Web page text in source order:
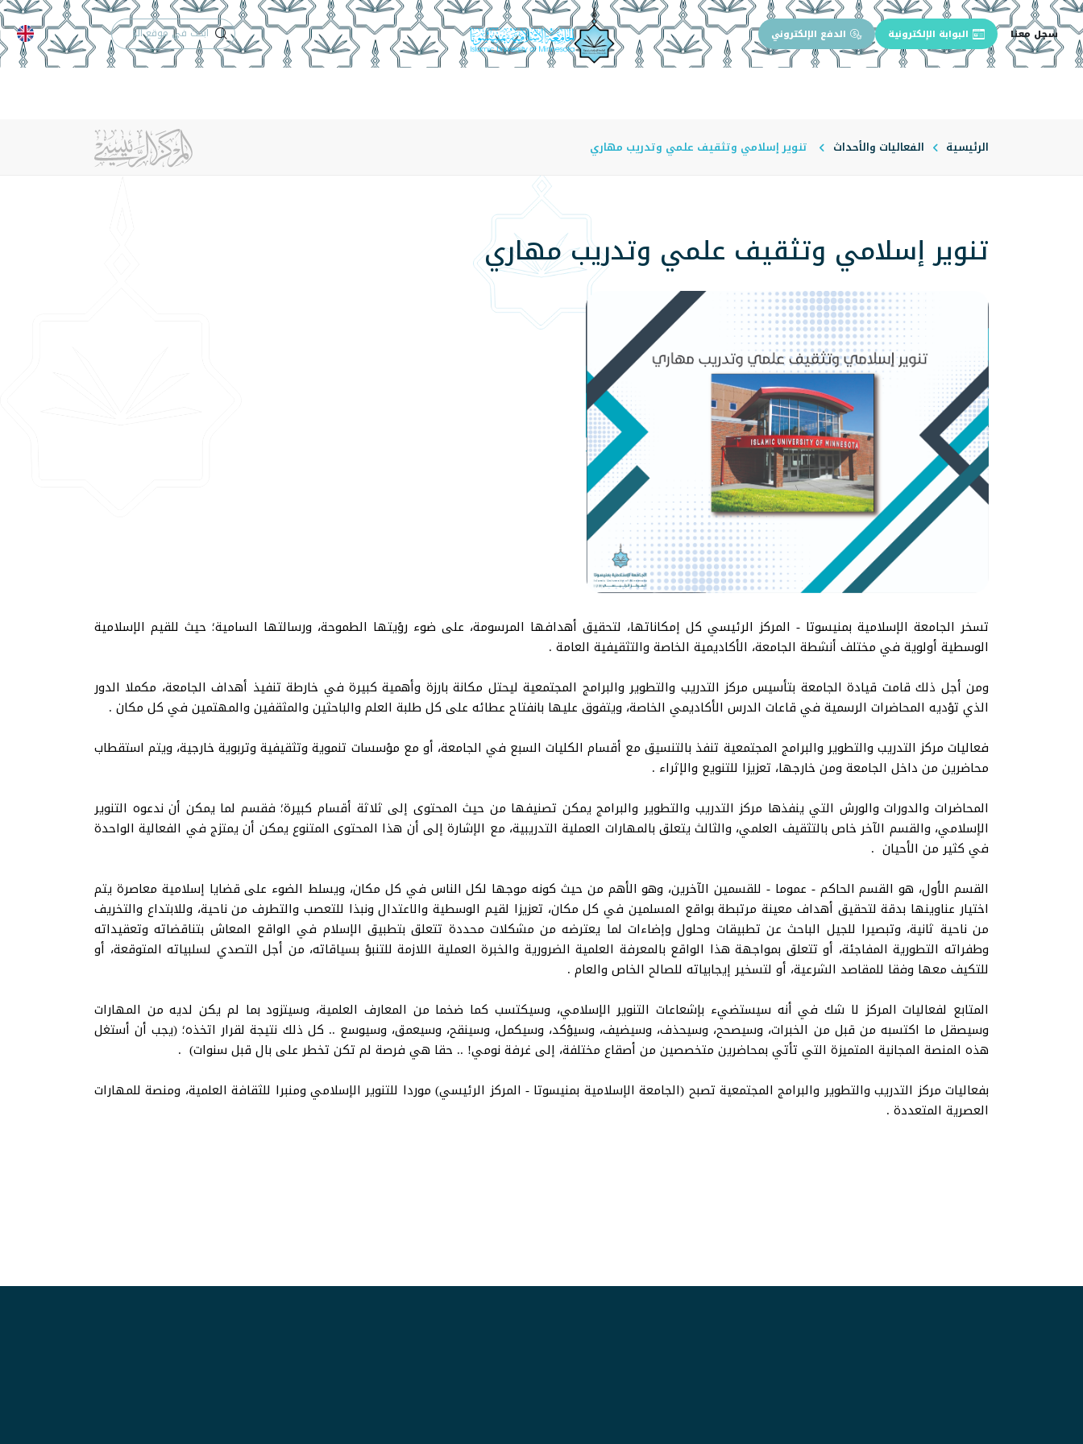
سجل معنا البوابة الإلكترونية الدفع الإلكتروني الدعم الفنيالتقويم الجامعي
الرئيسية الفعاليات والأحداث تنوير إسلامي وتثقيف علمي وتدريب مهاري
تنوير إسلامي وتثقيف علمي وتدريب مهاري
تسخر الجامعة الإسلامية بمنيسوتا - المركز الرئيسي كل إمكاناتها، لتحقيق أهدافها المرسومة، على ضوء رؤيتها الطموحة، ورسالتها السامية؛ حيث للقيم الإسلامية
الوسطية أولوية في مختلف أنشطة الجامعة، الأكاديمية الخاصة والتثقيفية العامة .
ومن أجل ذلك قامت قيادة الجامعة بتأسيس مركز التدريب والتطوير والبرامج المجتمعية ليحتل مكانة بارزة وأهمية كبيرة في خارطة تنفيذ أهداف الجامعة، مكملا الدور
الذي تؤديه المحاضرات الرسمية في قاعات الدرس الأكاديمي الخاصة، ويتفوق عليها بانفتاح عطائه على كل طلبة العلم والباحثين والمثقفين والمهتمين في كل مكان .
فعاليات مركز التدريب والتطوير والبرامج المجتمعية تنفذ بالتنسيق مع أقسام الكليات السبع في الجامعة، أو مع مؤسسات تنموية وتثقيفية وتربوية خارجية، ويتم استقطاب
محاضرين من داخل الجامعة ومن خارجها، تعزيزا للتنويع والإثراء .
المحاضرات والدورات والورش التي ينفذها مركز التدريب والتطوير والبرامج يمكن تصنيفها من حيث المحتوى إلى ثلاثة أقسام كبيرة؛ فقسم لما يمكن أن ندعوه التنوير
الإسلامي، والقسم الآخر خاص بالتثقيف العلمي، والثالث يتعلق بالمهارات العملية التدريبية، مع الإشارة إلى أن هذا المحتوى المتنوع يمكن أن يمتزج في الفعالية الواحدة
في كثير من الأحيان .
القسم الأول، هو القسم الحاكم - عموما - للقسمين الآخرين، وهو الأهم من حيث كونه موجها لكل الناس في كل مكان، ويسلط الضوء على قضايا إسلامية معاصرة يتم
اختيار عناوينها بدقة لتحقيق أهداف معينة مرتبطة بواقع المسلمين في كل مكان، تعزيزا لقيم الوسطية والاعتدال ونبذا للتعصب والتطرف من ناحية، وللابتداع والتخريف
من ناحية ثانية، وتبصيرا للجيل الباحث عن تطبيقات وحلول وإضاءات لما يعترضه من مشكلات محددة تتعلق بتطبيق الإسلام في الواقع المعاش بتناقضاته وتعقيداته
وطفراته التطورية المفاجئة، أو تتعلق بمواجهة هذا الواقع بالمعرفة العلمية الضرورية والخبرة العملية اللازمة للتنبؤ بسياقاته، من أجل التصدي لسلبياته المتوقعة، أو
للتكيف معها وفقا للمقاصد الشرعية، أو لتسخير إيجابياته للصالح الخاص والعام .
المتابع لفعاليات المركز لا شك في أنه سيستضيء بإشعاعات التنوير الإسلامي، وسيكتسب كما ضخما من المعارف العلمية، وسيتزود بما لم يكن لديه من المهارات
وسيصقل ما اكتسبه من قبل من الخبرات، وسيصحح، وسيحذف، وسيضيف، وسيؤكد، وسيكمل، وسينقح، وسيعمق، وسيوسع .. كل ذلك نتيجة لقرار اتخذه؛ (يجب أن أستغل
هذه المنصة المجانية المتميزة التي تأتي بمحاضرين متخصصين من أصقاع مختلفة، إلى غرفة نومي! .. حقا هي فرصة لم تكن تخطر على بال قبل سنوات) .
بفعاليات مركز التدريب والتطوير والبرامج المجتمعية تصبح (الجامعة الإسلامية بمنيسوتا - المركز الرئيسي) موردا للتنوير الإسلامي ومنبرا للثقافة العلمية، ومنصة للمهارات
العصرية المتعددة .